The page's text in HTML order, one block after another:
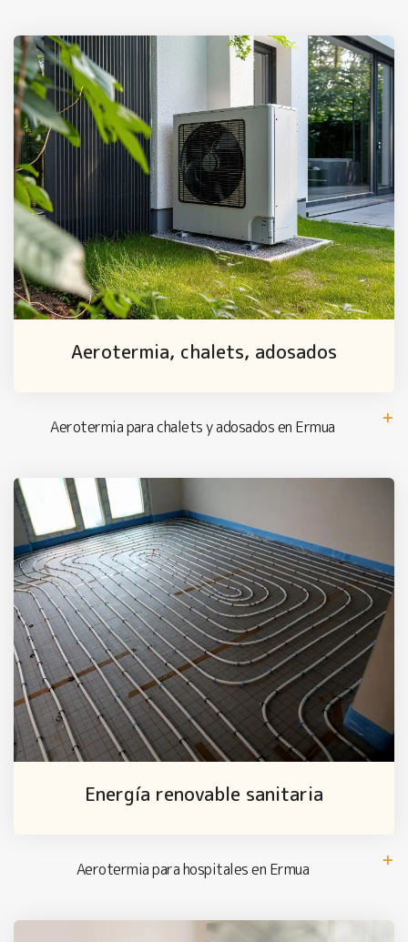
Aerotermia, chalets, adosados
Aerotermia para chalets y adosados en Ermua
Energía renovable sanitaria
Aerotermia para hospitales en Ermua